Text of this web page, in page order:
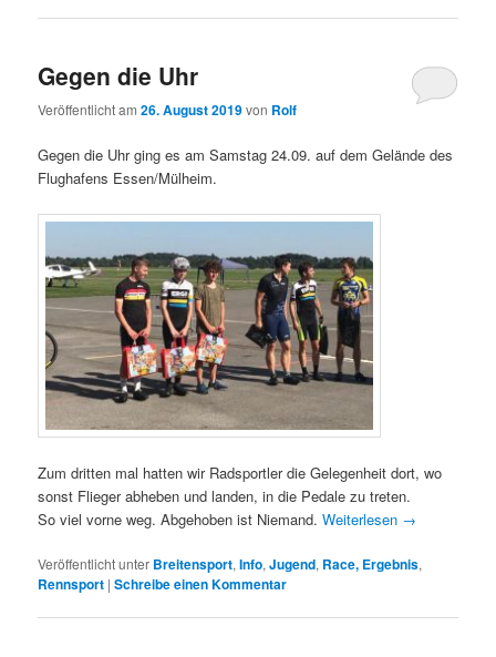
Gegen die Uhr
Veröffentlicht am26. August 2019von Rolf
Gegen die Uhr ging es am Samstag 24.09. auf dem Gelände des
Flughafens Essen/Mülheim.
Zum dritten mal hatten wir Radsportler die Gelegenheit dort, wo
sonst Flieger abheben und landen, in die Pedale zu treten.
So viel vorne weg. Abgehoben ist Niemand.Weiterlesen →
Veröffentlicht unter Breitensport,Info,Jugend, Race, Ergebnis,
Rennsport |Schreibe einen Kommentar